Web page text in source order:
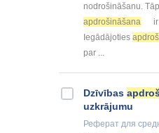
nodrošināšanu.
apdrošināšana
ir
Iegādājoties
par ...
Dzīvības
uzkrājumu
Реферат для